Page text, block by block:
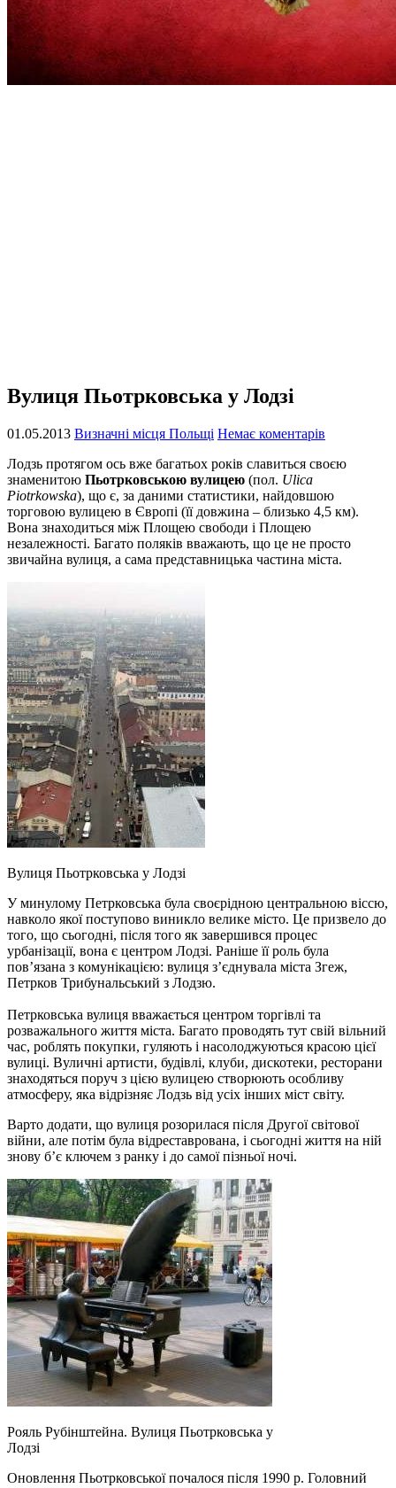
Вулиця Пьотрковська у Лодзі
01.05.2013 Визначні місця Польщі Немає коментарів
Лодзь протягом ось вже багатьох років славиться своєю
знаменитою Пьотрковською вулицею (пол. Ulica
Piotrkowska), що є, за даними статистики, найдовшою
торговою вулицею в Європі (її довжина – близько 4,5 км).
Вона знаходиться між Площею свободи і Площею
незалежності. Багато поляків вважають, що це не просто
звичайна вулиця, а сама представницька частина міста.
Вулиця Пьотрковська у Лодзі
У минулому Петрковська була своєрідною центральною віссю,
навколо якої поступово виникло велике місто. Це призвело до
того, що сьогодні, після того як завершився процес
урбанізації, вона є центром Лодзі. Раніше її роль була
пов’язана з комунікацією: вулиця з’єднувала міста Згеж,
Петрков Трибунальський з Лодзю.
Петрковська вулиця вважається центром торгівлі та
розважального життя міста. Багато проводять тут свій вільний
час, роблять покупки, гуляють і насолоджуються красою цієї
вулиці. Вуличні артисти, будівлі, клуби, дискотеки, ресторани
знаходяться поруч з цією вулицею створюють особливу
атмосферу, яка відрізняє Лодзь від усіх інших міст світу.
Варто додати, що вулиця розорилася після Другої світової
війни, але потім була відреставрована, і сьогодні життя на ній
знову б’є ключем з ранку і до самої пізньої ночі.
Рояль Рубінштейна. Вулиця Пьотрковська у
Лодзі
Оновлення Пьотрковської почалося після 1990 р. Головний